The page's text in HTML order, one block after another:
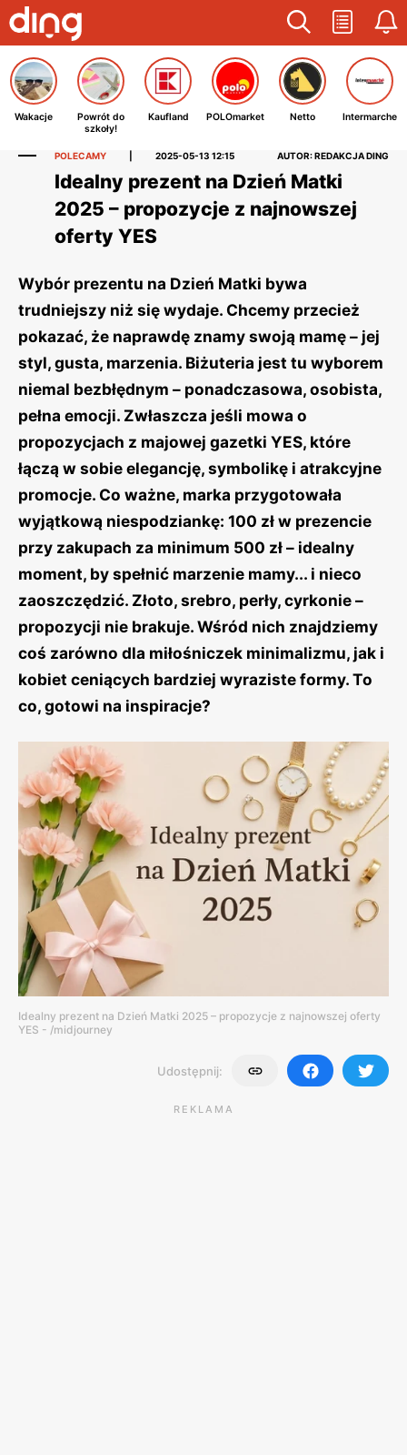
Wakacje
Powrót do
szkoły!
Kaufland POLOmarket Netto Intermarche
POLECAMY 2025-05-13 12:15 AUTOR: REDAKCJA DING
Idealny prezent na Dzień Matki
2025 – propozycje z najnowszej
oferty YES
Wybór prezentu na Dzień Matki bywa
trudniejszy niż się wydaje. Chcemy przecież
pokazać, że naprawdę znamy swoją mamę – jej
styl, gusta, marzenia. Biżuteria jest tu wyborem
niemal bezbłędnym – ponadczasowa, osobista,
pełna emocji. Zwłaszcza jeśli mowa o
propozycjach z majowej gazetki YES, które
łączą w sobie elegancję, symbolikę i atrakcyjne
promocje. Co ważne, marka przygotowała
wyjątkową niespodziankę: 100 zł w prezencie
przy zakupach za minimum 500 zł – idealny
moment, by spełnić marzenie mamy... i nieco
zaoszczędzić. Złoto, srebro, perły, cyrkonie –
propozycji nie brakuje. Wśród nich znajdziemy
coś zarówno dla miłośniczek minimalizmu, jak i
kobiet ceniących bardziej wyraziste formy. To
co, gotowi na inspiracje?
Idealny prezent na Dzień Matki 2025 – propozycje z najnowszej oferty
YES - /midjourney
Udostępnij:
REKLAMA